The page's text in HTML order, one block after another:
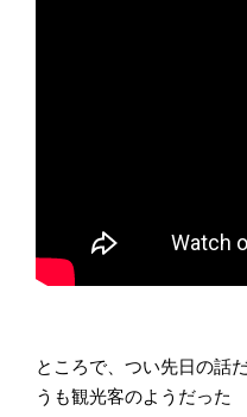
ところで、つい先日の話
うも観光客のようだった